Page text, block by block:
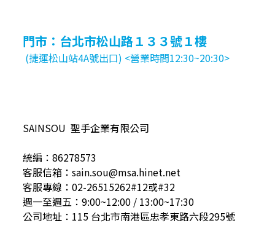
門市：台北市松山路１３３號１樓
(捷運松山站4A號出口) <營業時間12:30~20:30>
SAINSOU 聖手企業有限公司
統編：86278573
客服信箱：sain.sou@msa.hinet.net
客服專線：02-26515262#12或#32
週一至週五：9:00~12:00 / 13:00~17:30
公司地址：115 台北市南港區忠孝東路六段295號